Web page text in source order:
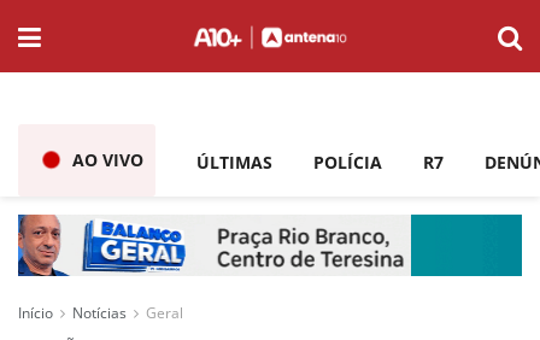
AO VIVO ÚLTIMAS POLÍCIA R7
Início Notícias Geral